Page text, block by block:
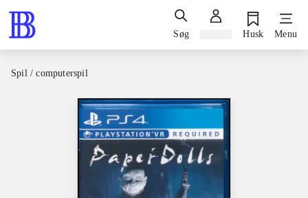
Søg Husk Menu
Spil / computerspil